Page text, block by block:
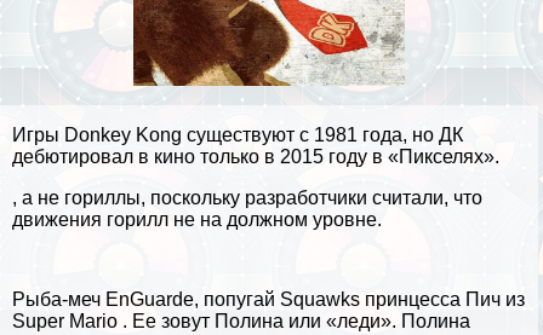
Игры Donkey Kong существуют с 1981 года, но ДК
дебютировал в кино только в 2015 году в «Пикселях».
, а не гориллы, поскольку разработчики считали, что
движения горилл не на должном уровне.
Рыба-меч EnGuarde, попугай Squawks принцесса Пич из
Super Mario . Ее зовут Полина или «леди». Полина